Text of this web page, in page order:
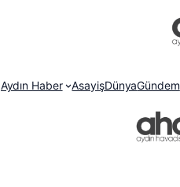
Aydın Haber AsayişDünyaGündem